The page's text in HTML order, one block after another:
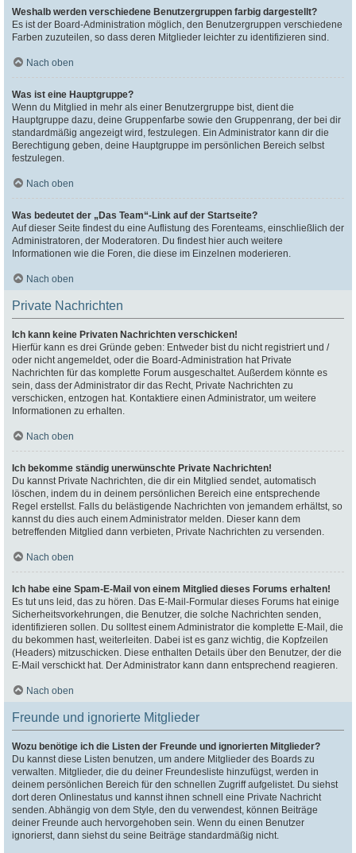
Weshalb werden verschiedene Benutzergruppen farbig dargestellt?
Es ist der Board-Administration möglich, den Benutzergruppen verschiedene
Farben zuzuteilen, so dass deren Mitglieder leichter zu identifizieren sind.
Nach oben
Was ist eine Hauptgruppe?
Wenn du Mitglied in mehr als einer Benutzergruppe bist, dient die
Hauptgruppe dazu, deine Gruppenfarbe sowie den Gruppenrang, der bei dir
standardmäßig angezeigt wird, festzulegen. Ein Administrator kann dir die
Berechtigung geben, deine Hauptgruppe im persönlichen Bereich selbst
festzulegen.
Nach oben
Was bedeutet der „Das Team“-Link auf der Startseite?
Auf dieser Seite findest du eine Auflistung des Forenteams, einschließlich der
Administratoren, der Moderatoren. Du findest hier auch weitere
Informationen wie die Foren, die diese im Einzelnen moderieren.
Nach oben
Private Nachrichten
Ich kann keine Privaten Nachrichten verschicken!
Hierfür kann es drei Gründe geben: Entweder bist du nicht registriert und /
oder nicht angemeldet, oder die Board-Administration hat Private
Nachrichten für das komplette Forum ausgeschaltet. Außerdem könnte es
sein, dass der Administrator dir das Recht, Private Nachrichten zu
verschicken, entzogen hat. Kontaktiere einen Administrator, um weitere
Informationen zu erhalten.
Nach oben
Ich bekomme ständig unerwünschte Private Nachrichten!
Du kannst Private Nachrichten, die dir ein Mitglied sendet, automatisch
löschen, indem du in deinem persönlichen Bereich eine entsprechende
Regel erstellst. Falls du belästigende Nachrichten von jemandem erhältst, so
kannst du dies auch einem Administrator melden. Dieser kann dem
betreffenden Mitglied dann verbieten, Private Nachrichten zu versenden.
Nach oben
Ich habe eine Spam-E-Mail von einem Mitglied dieses Forums erhalten!
Es tut uns leid, das zu hören. Das E-Mail-Formular dieses Forums hat einige
Sicherheitsvorkehrungen, die Benutzer, die solche Nachrichten senden,
identifizieren sollen. Du solltest einem Administrator die komplette E-Mail, die
du bekommen hast, weiterleiten. Dabei ist es ganz wichtig, die Kopfzeilen
(Headers) mitzuschicken. Diese enthalten Details über den Benutzer, der die
E-Mail verschickt hat. Der Administrator kann dann entsprechend reagieren.
Nach oben
Freunde und ignorierte Mitglieder
Wozu benötige ich die Listen der Freunde und ignorierten Mitglieder?
Du kannst diese Listen benutzen, um andere Mitglieder des Boards zu
verwalten. Mitglieder, die du deiner Freundesliste hinzufügst, werden in
deinem persönlichen Bereich für den schnellen Zugriff aufgelistet. Du siehst
dort deren Onlinestatus und kannst ihnen schnell eine Private Nachricht
senden. Abhängig von dem Style, den du verwendest, können Beiträge
deiner Freunde auch hervorgehoben sein. Wenn du einen Benutzer
ignorierst, dann siehst du seine Beiträge standardmäßig nicht.